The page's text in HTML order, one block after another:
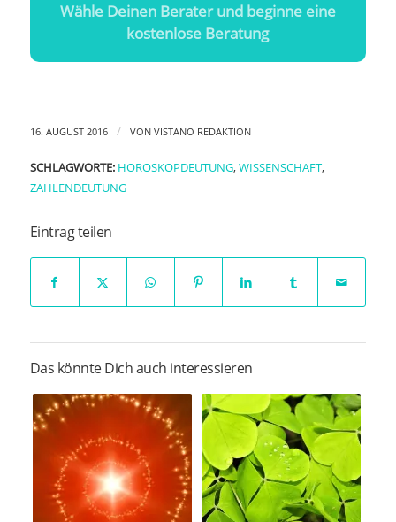
Wähle Deinen Berater und beginne eine
kostenlose Beratung
16. AUGUST 2016 / VON VISTANO REDAKTION
SCHLAGWORTE: HOROSKOPDEUTUNG,WISSENSCHAFT,
ZAHLENDEUTUNG
Eintrag teilen
Das könnte Dich auch interessieren